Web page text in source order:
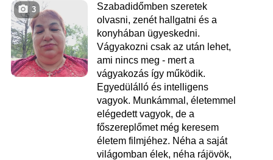
3
Szabadidőmben szeretek
olvasni, zenét hallgatni és a
konyhában ügyeskedni.
Vágyakozni csak az után lehet,
ami nincs meg - mert a
vágyakozás így működik.
Egyedülálló és intelligens
vagyok. Munkámmal, életemmel
elégedett vagyok, de a
főszereplőmet még keresem
életem filmjéhez. Néha a saját
világomban élek, néha rájövök,